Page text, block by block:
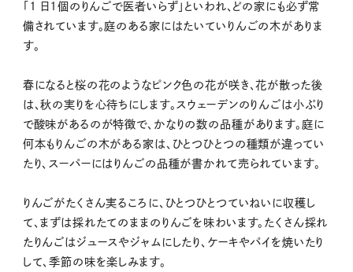
「1 日1個のりんごで医者いらず」といわれ、どの家にも必ず常
備されています。庭のある家にはたいていりんごの木がありま
す。
春になると桜の花のようなピンク色の花が咲き、花が散った後
は、秋の実りを心待ちにします。スウェーデンのりんごは小ぶり
で酸味があるのが特徴で、かなりの数の品種があります。庭に
何本もりんごの木がある家は、ひとつひとつの種類が違ってい
たり、スーパーにはりんごの品種が書かれて売られています。
りんごがたくさん実るころに、ひとつひとつていねいに収穫し
て、まずは採れたてのままのりんごを味わいます。たくさん採れ
たりんごはジュースやジャムにしたり、ケーキやパイを焼いたり
して、季節の味を楽しみます。